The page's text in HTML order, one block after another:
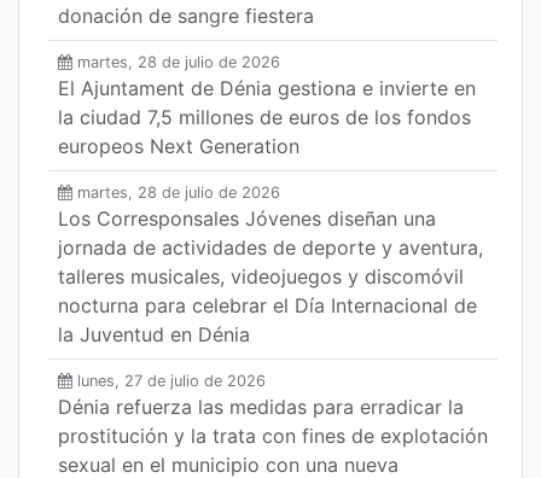
donación de sangre fiestera
martes, 28 de julio de 2026
El Ajuntament de Dénia gestiona e invierte en
la ciudad 7,5 millones de euros de los fondos
europeos Next Generation
martes, 28 de julio de 2026
Los Corresponsales Jóvenes diseñan una
jornada de actividades de deporte y aventura,
talleres musicales, videojuegos y discomóvil
nocturna para celebrar el Día Internacional de
la Juventud en Dénia
lunes, 27 de julio de 2026
Dénia refuerza las medidas para erradicar la
prostitución y la trata con fines de explotación
sexual en el municipio con una nueva